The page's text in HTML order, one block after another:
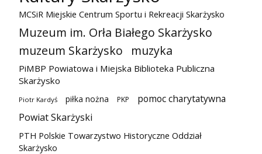
MCSiR Miejskie Centrum Sportu i Rekreacji Skarżysko
Muzeum im. Orła Białego Skarżysko
muzeum Skarżysko
muzyka
PiMBP Powiatowa i Miejska Biblioteka Publiczna
Skarżysko
Piotr Kardyś piłka nożna PKP
pomoc charytatywna
Powiat Skarżyski
PTH Polskie Towarzystwo Historyczne Oddział
Skarżysko